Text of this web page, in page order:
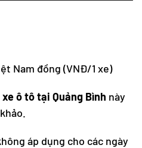
Nam đồng (VNĐ/1 xe)
ô tô tại Quảng Bình này
áp dụng cho các ngày